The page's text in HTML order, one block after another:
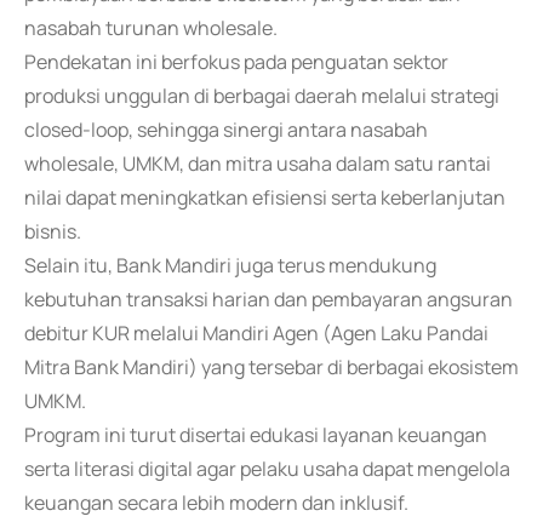
nasabah turunan wholesale.
Pendekatan ini berfokus pada penguatan sektor
produksi unggulan di berbagai daerah melalui strategi
closed-loop, sehingga sinergi antara nasabah
wholesale, UMKM, dan mitra usaha dalam satu rantai
nilai dapat meningkatkan efisiensi serta keberlanjutan
bisnis.
Selain itu, Bank Mandiri juga terus mendukung
kebutuhan transaksi harian dan pembayaran angsuran
debitur KUR melalui Mandiri Agen (Agen Laku Pandai
Mitra Bank Mandiri) yang tersebar di berbagai ekosistem
UMKM.
Program ini turut disertai edukasi layanan keuangan
serta literasi digital agar pelaku usaha dapat mengelola
keuangan secara lebih modern dan inklusif.